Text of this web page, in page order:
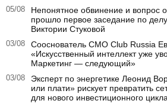
05/08
Непонятное обвинение и вопрос
прошло первое заседание по
Виктории Стуковой
03/08
Сооснователь CMO Club Russia
«Искусственный интеллект уже
Маркетинг — следующий»
03/08
Эксперт по энергетике Леонид
или плати» рискует превратить
для нового инвестиционного